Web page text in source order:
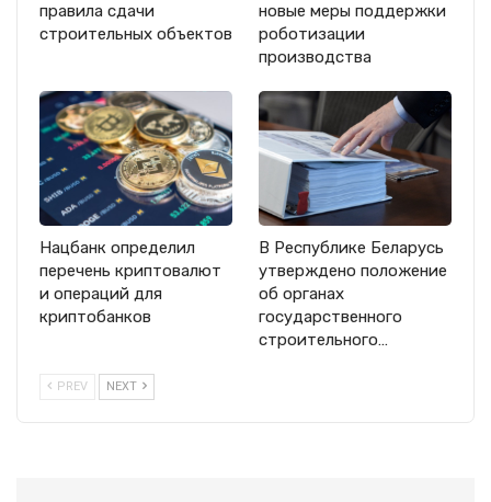
правила сдачи
строительных объектов
новые меры поддержки
роботизации
производства
Нацбанк определил
перечень криптовалют
и операций для
криптобанков
В Республике Беларусь
утверждено положение
об органах
государственного
строительного…
PREV NEXT